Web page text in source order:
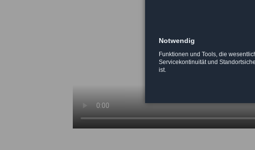
Notwendig
Funktionen und Tools, die
Servicekontinuität und
ist.